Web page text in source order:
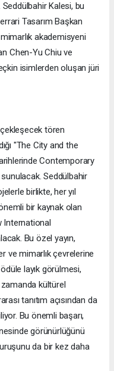
Kalesi, bu
Tasarım Başkan
akademisyeni
Chen-Yu Chiu ve
isimlerden oluşan jüri
tören
"The City and the
Contemporary
Seddülbahir
birlikte, her yıl
bir kaynak olan
International
Bu özel yayın,
ve mimarlık çevrelerine
layık görülmesi,
zamanda kültürel
tanıtım açısından da
Bu önemli başarı,
görünürlüğünü
da bir kez daha